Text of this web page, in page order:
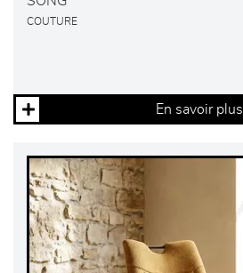
COUTURE
En savoir plus